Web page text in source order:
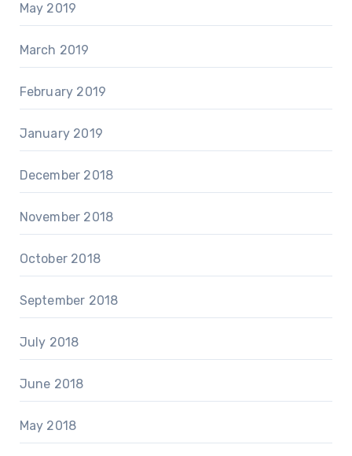
May 2019
March 2019
February 2019
January 2019
December 2018
November 2018
October 2018
September 2018
July 2018
June 2018
May 2018